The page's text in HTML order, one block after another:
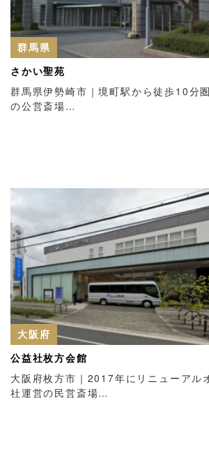
群馬県
さかい聖苑
群馬県伊勢崎市｜境町駅から徒歩10分
の公営斎場…
大阪府
公益社枚方会館
大阪府枚方市｜2017年にリニューアル
社運営の民営斎場…